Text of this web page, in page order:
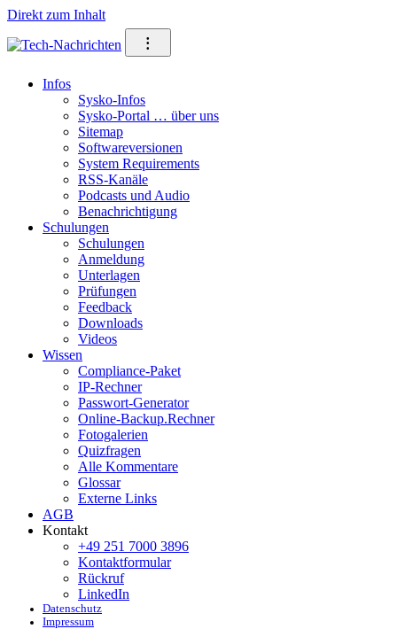
Direkt zum Inhalt
⁝
Infos
Sysko-Infos
Sysko-Portal … über uns
Sitemap
Softwareversionen
System Requirements
RSS-Kanäle
Podcasts und Audio
Benachrichtigung
Schulungen
Schulungen
Anmeldung
Unterlagen
Prüfungen
Feedback
Downloads
Videos
Wissen
Compliance-Paket
IP-Rechner
Passwort-Generator
Online-Backup.Rechner
Fotogalerien
Quizfragen
Alle Kommentare
Glossar
Externe Links
AGB
Kontakt
+49 251 7000 3896
Kontaktformular
Rückruf
LinkedIn
Datenschutz
Impressum